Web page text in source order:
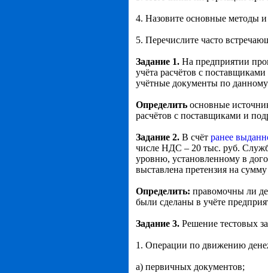
4. Назовите основные методы
5. Перечислите часто
Задание 1. На предприятии
учёта расчётов с
учётные документы по данному
Определить основные
расчётов с поставщиками и
Задание 2. В счёт ранее
числе НДС – 20 тыс. руб.
уровню, установленному в
выставлена претензия на
Определить: правомочны ли
были сделаны в учёте
Задание 3. Решение тестовых
1. Операции по движению
а) первичных документов;